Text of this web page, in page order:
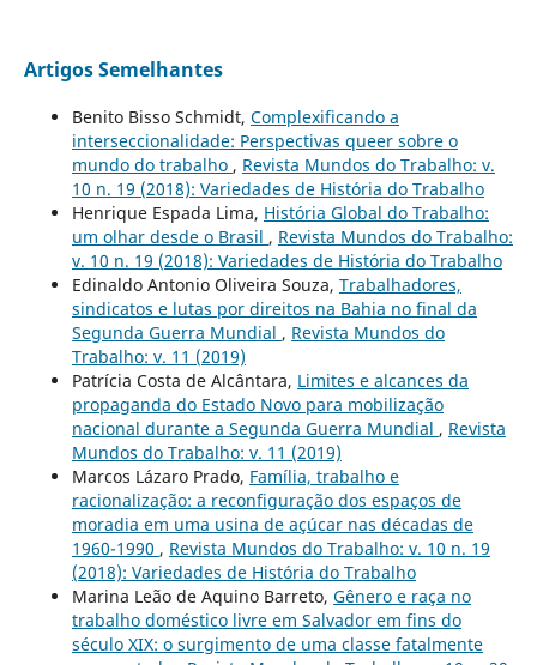
Artigos Semelhantes
Benito Bisso Schmidt, Complexificando a
interseccionalidade: Perspectivas queer sobre o
mundo do trabalho , Revista Mundos do Trabalho: v.
10 n. 19 (2018): Variedades de História do Trabalho
Henrique Espada Lima, História Global do Trabalho:
um olhar desde o Brasil , Revista Mundos do Trabalho:
v. 10 n. 19 (2018): Variedades de História do Trabalho
Edinaldo Antonio Oliveira Souza, Trabalhadores,
sindicatos e lutas por direitos na Bahia no final da
Segunda Guerra Mundial , Revista Mundos do
Trabalho: v. 11 (2019)
Patrícia Costa de Alcântara, Limites e alcances da
propaganda do Estado Novo para mobilização
nacional durante a Segunda Guerra Mundial , Revista
Mundos do Trabalho: v. 11 (2019)
Marcos Lázaro Prado, Família, trabalho e
racionalização: a reconfiguração dos espaços de
moradia em uma usina de açúcar nas décadas de
1960-1990 , Revista Mundos do Trabalho: v. 10 n. 19
(2018): Variedades de História do Trabalho
Marina Leão de Aquino Barreto, Gênero e raça no
trabalho doméstico livre em Salvador em fins do
século XIX: o surgimento de uma classe fatalmente